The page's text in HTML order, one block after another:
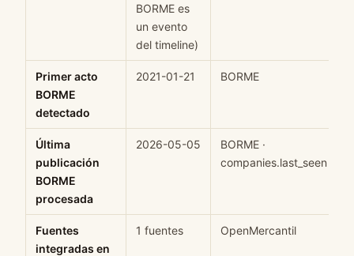
BORME es
un evento
del timeline)
Primer acto
BORME
detectado
2021-01-21 BORME
Última
publicación
BORME
procesada
2026-05-05
BORME ·
companies.last_seen
Fuentes
integradas en
1 fuentes OpenMercantil